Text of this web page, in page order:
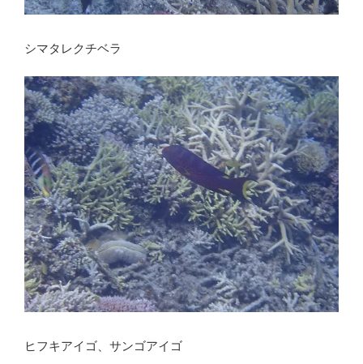
シマタレクチベラ
ヒフキアイゴ、サンゴアイゴ